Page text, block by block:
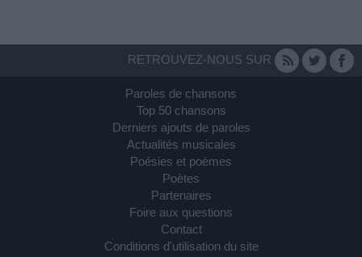
RETROUVEZ-NOUS SUR
Paroles de chansons
Top 50 chansons
Derniers ajouts de paroles
Actualités musicales
Poésies et poèmes
Poètes
Partenaires
Foire aux questions
Contact
Conditions d'utilisation du site